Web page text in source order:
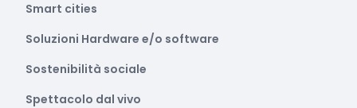
Smart cities
Soluzioni Hardware e/o software
Sostenibilità sociale
Spettacolo dal vivo